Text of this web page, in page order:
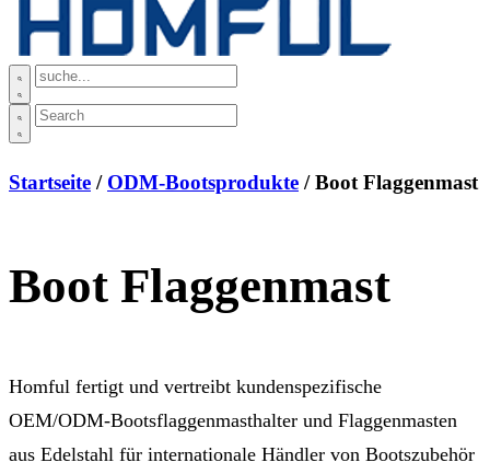
Startseite / ODM-Bootsprodukte / Boot Flaggenmast
Boot Flaggenmast
Homful fertigt und vertreibt kundenspezifische
OEM/ODM-Bootsflaggenmasthalter und Flaggenmasten
aus Edelstahl für internationale Händler von Bootszubehör